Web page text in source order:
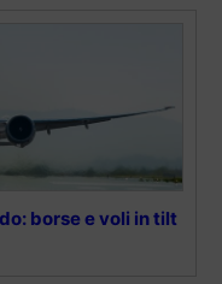
borse e voli in tilt